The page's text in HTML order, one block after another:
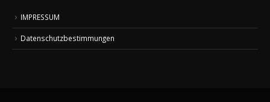
IMPRESSUM
Datenschutzbestimmungen